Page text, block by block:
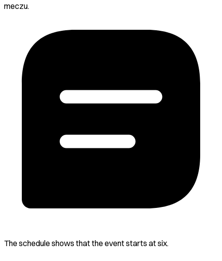
meczu.
The schedule shows that the event starts at six.